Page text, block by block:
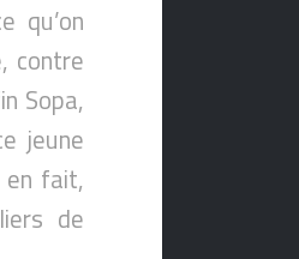
qu’on
contre
Sopa,
jeune
fait,
de